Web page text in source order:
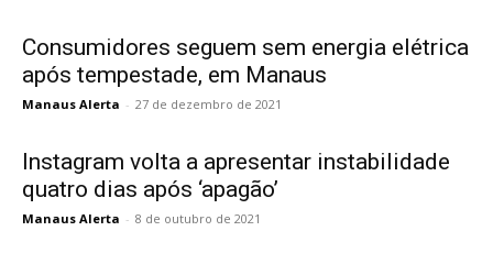
Consumidores seguem sem energia elétrica
após tempestade, em Manaus
Manaus Alerta - 27 de dezembro de 2021
Instagram volta a apresentar instabilidade
quatro dias após ‘apagão’
Manaus Alerta - 8 de outubro de 2021